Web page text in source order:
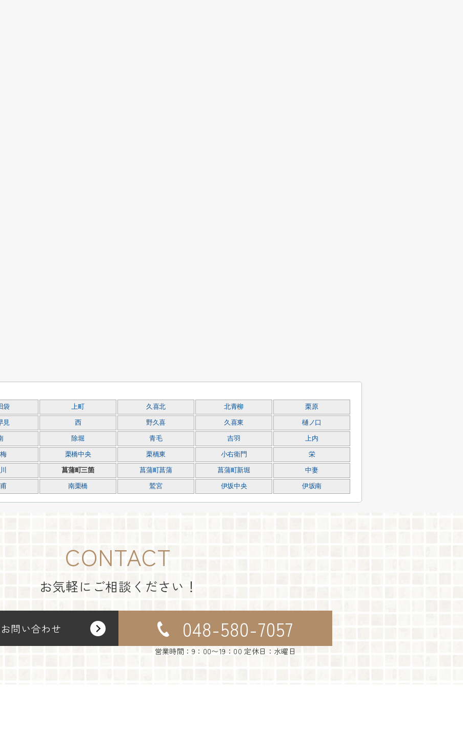
袋 上町 久喜北 北青柳 栗原
見 西 野久喜 久喜東 樋ノ口
除堀 青毛 吉羽 上内
栗橋中央 栗橋東 小右衛門 栄
菖蒲町三箇 菖蒲町菖蒲 菖蒲町新堀 中妻
南栗橋 鷲宮 伊坂中央 伊坂南
CONTACT
お気軽にご相談ください！
問い合わせ 048-580-7057
営業時間：9：00〜19：00 定休日：水曜日